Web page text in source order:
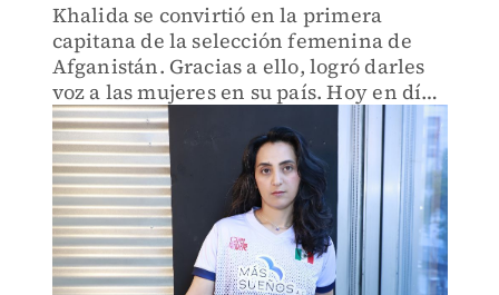
Khalida se convirtió en la primera
capitana de la selección femenina de
Afganistán. Gracias a ello, logró darles
voz a las mujeres en su país. Hoy en día
es activista y cuenta con su propia
asociación, Girl Power, que apoya a
personas refugiadas.